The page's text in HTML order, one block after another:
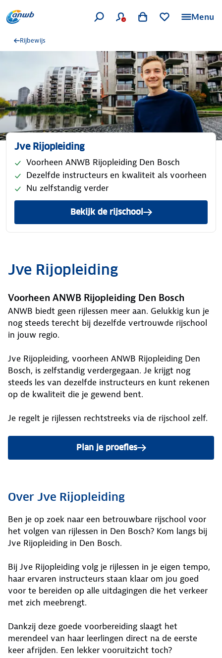
Menu
Rijbewijs
Jve Rijopleiding
Voorheen ANWB Rijopleiding Den Bosch
Dezelfde instructeurs en kwaliteit als voorheen
Nu zelfstandig verder
Bekijk de rijschool
Jve Rijopleiding
Voorheen ANWB Rijopleiding Den Bosch
ANWB biedt geen rijlessen meer aan. Gelukkig kun je
nog steeds terecht bij dezelfde vertrouwde rijschool
in jouw regio.
Jve Rijopleiding, voorheen ANWB Rijopleiding Den
Bosch, is zelfstandig verdergegaan. Je krijgt nog
steeds les van dezelfde instructeurs en kunt rekenen
op de kwaliteit die je gewend bent.
Je regelt je rijlessen rechtstreeks via de rijschool zelf.
Plan je proefles
Over Jve Rijopleiding
Ben je op zoek naar een betrouwbare rijschool voor
het volgen van rijlessen in Den Bosch? Kom langs bij
Jve Rijopleiding in Den Bosch.
Bij Jve Rijopleiding volg je rijlessen in je eigen tempo,
haar ervaren instructeurs staan klaar om jou goed
voor te bereiden op alle uitdagingen die het verkeer
met zich meebrengt.
Dankzij deze goede voorbereiding slaagt het
merendeel van haar leerlingen direct na de eerste
keer afrijden. Een lekker vooruitzicht toch?